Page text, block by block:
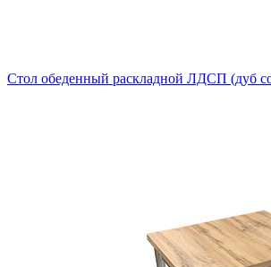
Стол обеденный раскладной ЛДСП (дуб